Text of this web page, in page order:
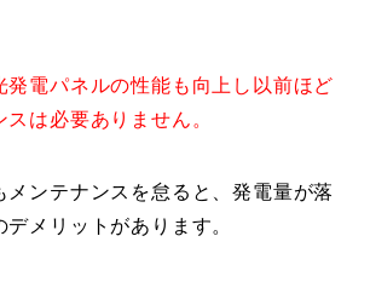
発電パネルの性能も向上し以前ほど
は必要ありません。
メンテナンスを怠ると、発電量が落
メリットがあります。